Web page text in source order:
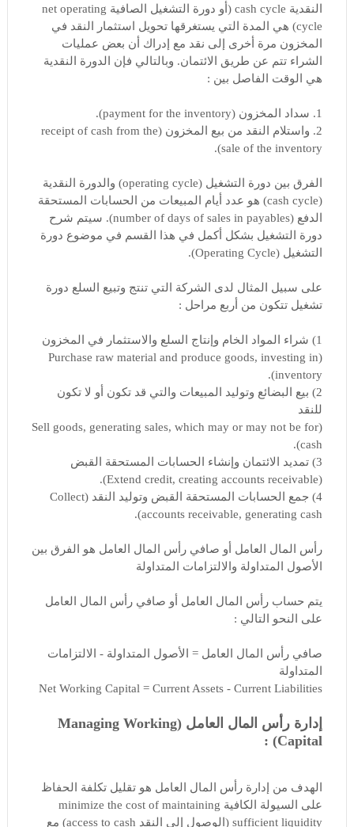
النقدية cash cycle (أو دورة التشغيل الصافية net operating
cycle) هي المدة التي يستغرقها تحويل استثمار النقد في
المخزون مرة أخرى إلى نقد مع إدراك أن بعض عمليات
الشراء تتم عن طريق الائتمان. وبالتالي فإن الدورة النقدية
هي الوقت الفاصل بين :
1. سداد المخزون (payment for the inventory).
2. واستلام النقد من بيع المخزون (receipt of cash from the
sale of the inventory).
الفرق بين دورة التشغيل (operating cycle) والدورة النقدية
(cash cycle) هو عدد أيام المبيعات من الحسابات المستحقة
الدفع (number of days of sales in payables). سيتم شرح
دورة التشغيل بشكل أكمل في هذا القسم في موضوع دورة
التشغيل (Operating Cycle).
على سبيل المثال لدى الشركة التي تنتج وتبيع السلع دورة
تشغيل تتكون من أربع مراحل :
1) شراء المواد الخام وإنتاج السلع والاستثمار في المخزون
(Purchase raw material and produce goods, investing in
inventory).
2) بيع البضائع وتوليد المبيعات والتي قد تكون أو لا تكون
للنقد
(Sell goods, generating sales, which may or may not be for
cash).
3) تمديد الائتمان وإنشاء الحسابات المستحقة القبض
(Extend credit, creating accounts receivable).
4) جمع الحسابات المستحقة القبض وتوليد النقد (Collect
accounts receivable, generating cash).
رأس المال العامل أو صافي رأس المال العامل هو الفرق بين
الأصول المتداولة والالتزامات المتداولة
يتم حساب رأس المال العامل أو صافي رأس المال العامل
على النحو التالي :
صافي رأس المال العامل = الأصول المتداولة - الالتزامات
المتداولة
Net Working Capital = Current Assets - Current Liabilities
إدارة رأس المال العامل (Managing Working
Capital) :
الهدف من إدارة رأس المال العامل هو تقليل تكلفة الحفاظ
على السيولة الكافية minimize the cost of maintaining
sufficient liquidity (الوصول إلى النقد access to cash) مع